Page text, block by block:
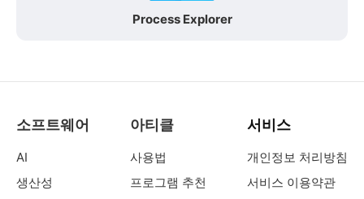
Process Explorer
소프트웨어
AI
생산성
아티클
사용법
프로그램 추천
서비스
개인정보 처리방침
서비스 이용약관